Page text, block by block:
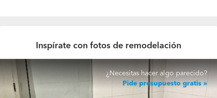
Inspírate con fotos de remodelación
¿Necesitas hacer algo parecido?
Pide presupuesto gratis